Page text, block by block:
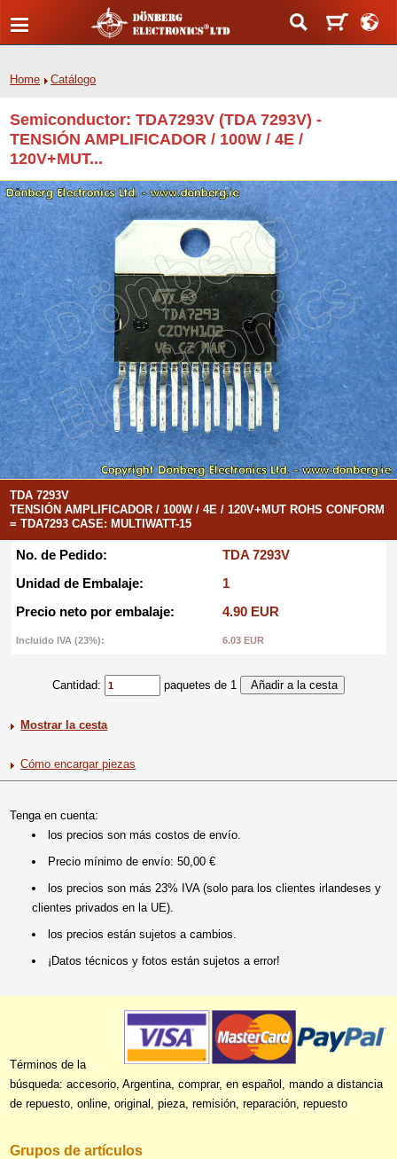
Home Catálogo
Semiconductor: TDA7293V (TDA 7293V) -
TENSIÓN AMPLIFICADOR / 100W / 4E /
120V+MUT...
TDA 7293V
TENSIÓN AMPLIFICADOR / 100W / 4E / 120V+MUT ROHS CONFORM
= TDA7293 CASE: MULTIWATT-15
No. de Pedido:
TDA 7293V
Unidad de Embalaje:
1
Precio neto por embalaje:
4.90 EUR
Incluido IVA (23%): 6.03 EUR
Cantidad: paquetes de 1
Mostrar la cesta
Cómo encargar piezas
Tenga en cuenta:
los precios son más costos de envío.
Precio mínimo de envío: 50,00 €
los precios son más 23% IVA (solo para los clientes irlandeses y
clientes privados en la UE).
los precios están sujetos a cambios.
¡Datos técnicos y fotos están sujetos a error!
Términos de la
búsqueda: accesorio, Argentina, comprar, en español, mando a distancia
de repuesto, online, original, pieza, remisión, reparación, repuesto
Grupos de artículos